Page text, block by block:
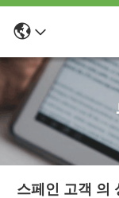
스페인 고객 의